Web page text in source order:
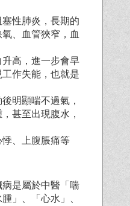
性肺炎，長期的
、血管狹窄，血
高，進一步會早
作失能，也就是
明顯喘不過氣，
甚至出現腹水，
、上腹脹痛等
是屬於中醫「喘
」、「心水」、